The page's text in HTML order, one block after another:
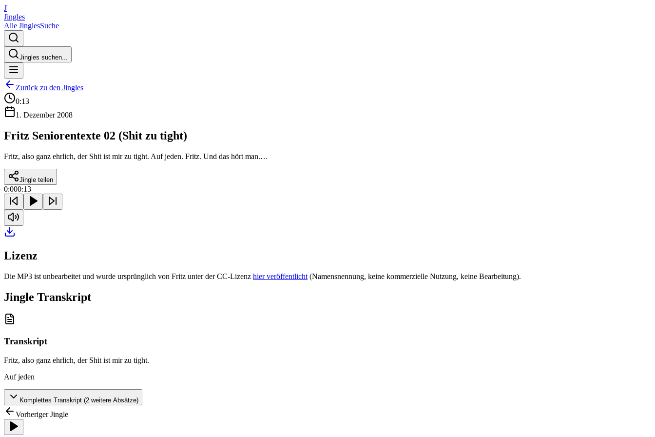
J
Jingles
Alle JinglesSuche
Jingles suchen...
Zurück zu den Jingles
0:13
1. Dezember 2008
Fritz Seniorentexte 02 (Shit zu tight)
Fritz, also ganz ehrlich, der Shit ist mir zu tight. Auf jeden. Fritz. Und das hört man.…
Jingle teilen
0:000:13
Lizenz
Die MP3 ist unbearbeitet und wurde ursprünglich von Fritz unter der CC-Lizenz hier veröffentlicht (Namensnennung, keine kommerzielle Nutzung, keine Bearbeitung).
Jingle Transkript
Transkript
Fritz, also ganz ehrlich, der Shit ist mir zu tight.
Auf jeden
Komplettes Transkript (2 weitere Absätze)
Vorheriger Jingle